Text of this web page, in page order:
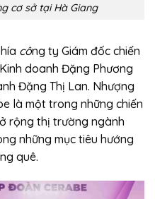
cơ sở tại Hà Giang
công ty Giám đốc chiến
doanh Đặng Phương
Đặng Thị Lan. Nhượng
là một trong những chiến
rộng thị trường ngành
những mục tiêu hướng
quê.